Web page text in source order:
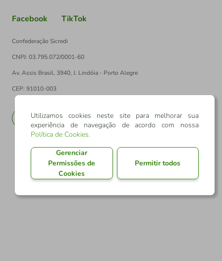
Facebook TikTok
Confederação Sicredi
CNPJ: 03.795.072/0001-60
Av. Assis Brasil, 3940, J. Lindóia - Porto Alegre
CEP: 91010-003
EN
Utilizamos cookies neste site para melhorar sua
experiência de navegação de acordo com nossa
Política de Cookies.
Gerenciar
Permissões de
Cookies
Permitir todos